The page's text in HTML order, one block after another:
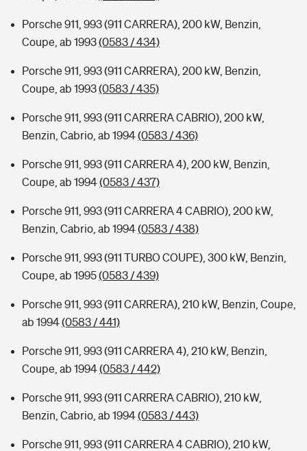
Porsche 911, 993 (911 CARRERA), 200 kW, Benzin,
Coupe, ab 1993(0583 / 434)
Porsche 911, 993 (911 CARRERA), 200 kW, Benzin,
Coupe, ab 1993(0583 / 435)
Porsche 911, 993 (911 CARRERA CABRIO), 200 kW,
Benzin, Cabrio, ab 1994(0583 / 436)
Porsche 911, 993 (911 CARRERA 4), 200 kW, Benzin,
Coupe, ab 1994(0583 / 437)
Porsche 911, 993 (911 CARRERA 4 CABRIO), 200 kW,
Benzin, Cabrio, ab 1994(0583 / 438)
Porsche 911, 993 (911 TURBO COUPE), 300 kW, Benzin,
Coupe, ab 1995(0583 / 439)
Porsche 911, 993 (911 CARRERA), 210 kW, Benzin, Coupe,
ab 1994(0583 / 441)
Porsche 911, 993 (911 CARRERA 4), 210 kW, Benzin,
Coupe, ab 1994(0583 / 442)
Porsche 911, 993 (911 CARRERA CABRIO), 210 kW,
Benzin, Cabrio, ab 1994(0583 / 443)
Porsche 911, 993 (911 CARRERA 4 CABRIO), 210 kW,